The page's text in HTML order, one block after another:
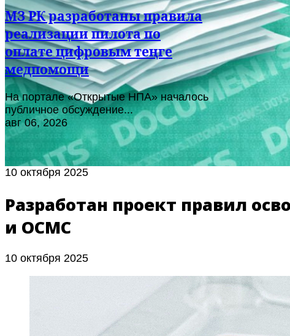
МЗ РК разработаны правила
реализации пилота по
оплате цифровым теңге
медпомощи
На портале «Открытые НПА» началось
публичное обсуждение...
авг 06, 2026
10 октября 2025
Разработан проект правил
и ОСМС
10 октября 2025